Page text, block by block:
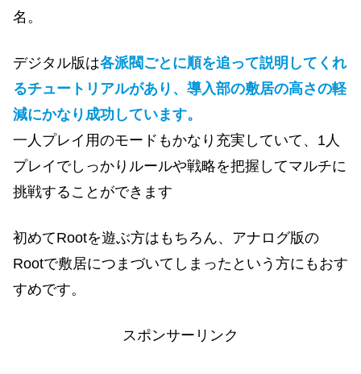
名。
デジタル版は各派閥ごとに順を追って説明してくれ
るチュートリアルがあり、導入部の敷居の高さの軽
減にかなり成功しています。
一人プレイ用のモードもかなり充実していて、1人
プレイでしっかりルールや戦略を把握してマルチに
挑戦することができます
初めてRootを遊ぶ方はもちろん、アナログ版の
Rootで敷居につまづいてしまったという方にもおす
すめです。
スポンサーリンク